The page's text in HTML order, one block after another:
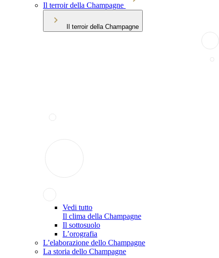
Il terroir della Champagne
Il terroir della Champagne
Vedi tutto
Il clima della Champagne
Il sottosuolo
L’orografia
L’elaborazione dello Champagne
La storia dello Champagne